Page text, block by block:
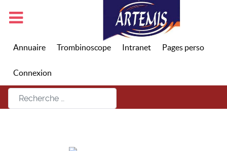
Annuaire Trombinoscope Intranet Pages perso
Connexion
Rechercher